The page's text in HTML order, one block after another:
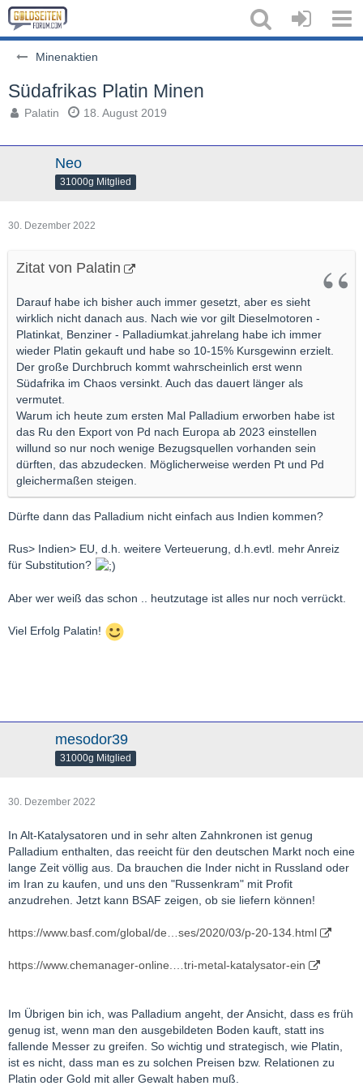
Minenaktien
Südafrikas Platin Minen
Palatin 18. August 2019
Neo
31000g Mitglied
30. Dezember 2022
Zitat von Palatin
Darauf habe ich bisher auch immer gesetzt, aber es sieht
wirklich nicht danach aus. Nach wie vor gilt Dieselmotoren -
Platinkat, Benziner - Palladiumkat.jahrelang habe ich immer
wieder Platin gekauft und habe so 10-15% Kursgewinn erzielt.
Der große Durchbruch kommt wahrscheinlich erst wenn
Südafrika im Chaos versinkt. Auch das dauert länger als
vermutet.
Warum ich heute zum ersten Mal Palladium erworben habe ist
das Ru den Export von Pd nach Europa ab 2023 einstellen
willund so nur noch wenige Bezugsquellen vorhanden sein
dürften, das abzudecken. Möglicherweise werden Pt und Pd
gleichermaßen steigen.
Dürfte dann das Palladium nicht einfach aus Indien kommen?
Rus> Indien> EU, d.h. weitere Verteuerung, d.h.evtl. mehr Anreiz
für Substitution?
Aber wer weiß das schon .. heutzutage ist alles nur noch verrückt.
Viel Erfolg Palatin!
mesodor39
31000g Mitglied
30. Dezember 2022
In Alt-Katalysatoren und in sehr alten Zahnkronen ist genug
Palladium enthalten, das reeicht für den deutschen Markt noch eine
lange Zeit völlig aus. Da brauchen die Inder nicht in Russland oder
im Iran zu kaufen, und uns den "Russenkram" mit Profit
anzudrehen. Jetzt kann BSAF zeigen, ob sie liefern können!
https://www.basf.com/global/de…ses/2020/03/p-20-134.html
https://www.chemanager-online.…tri-metal-katalysator-ein
Im Übrigen bin ich, was Palladium angeht, der Ansicht, dass es früh
genug ist, wenn man den ausgebildeten Boden kauft, statt ins
fallende Messer zu greifen. So wichtig und strategisch, wie Platin,
ist es nicht, dass man es zu solchen Preisen bzw. Relationen zu
Platin oder Gold mit aller Gewalt haben muß.